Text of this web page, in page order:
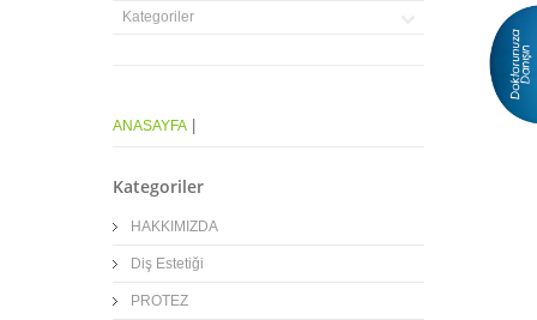
ANASAYFA
Kategoriler
HAKKIMIZDA
Diş Estetiği
PROTEZ